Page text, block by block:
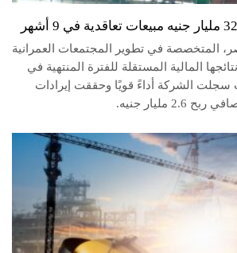
المتخصصة في تطوير المجتمعات العمرانية
المالية المستقلة للفترة المنتهية في
2024، حيث سجلت الشركة أداءً قويًا وحققت إيرادات